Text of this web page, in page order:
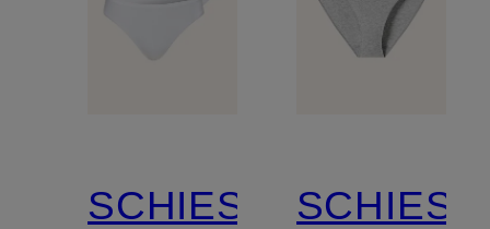
SCHIESSER